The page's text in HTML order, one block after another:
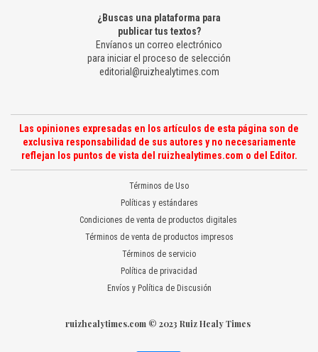
¿Buscas una plataforma para
publicar tus textos?
Envíanos un correo electrónico
para iniciar el proceso de selección
editorial@ruizhealytimes.com
Las opiniones expresadas en los artículos de esta página son de
exclusiva responsabilidad de sus autores y no necesariamente
reflejan los puntos de vista del ruizhealytimes.com o del Editor.
Términos de Uso
Políticas y estándares
Condiciones de venta de productos digitales
Términos de venta de productos impresos
Términos de servicio
Política de privacidad
Envíos y Política de Discusión
ruizhealytimes.com © 2023 Ruiz Healy Times